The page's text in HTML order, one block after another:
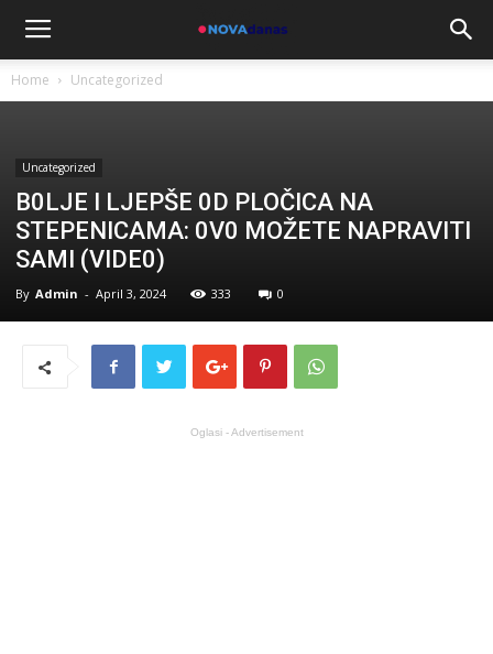
Home Uncategorized
Uncategorized
B0LJE I LJEPŠE 0D PLOČICA NA
STEPENICAMA: 0V0 MOŽETE NAPRAVITI
SAMI (VIDE0)
By Admin - April 3, 2024 333 0
Oglasi - Advertisement